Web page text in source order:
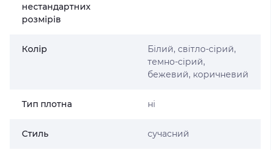
нестандартних
розмірів
Колір
Білий, світло-сірий,
темно-сірий,
бежевий, коричневий
Тип плотна ні
Стиль сучасний